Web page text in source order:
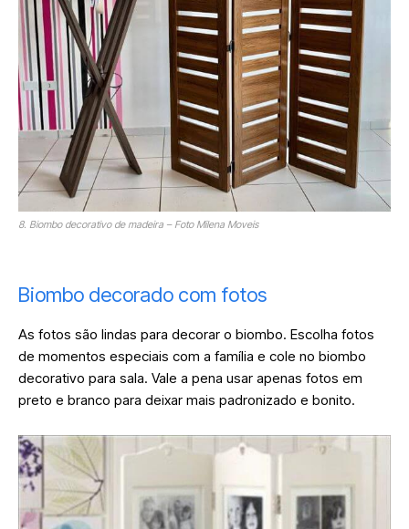
8. Biombo decorativo de madeira – Foto Milena Moveis
Biombo decorado com fotos
As fotos são lindas para decorar o biombo. Escolha fotos
de momentos especiais com a família e cole no biombo
decorativo para sala. Vale a pena usar apenas fotos em
preto e branco para deixar mais padronizado e bonito.